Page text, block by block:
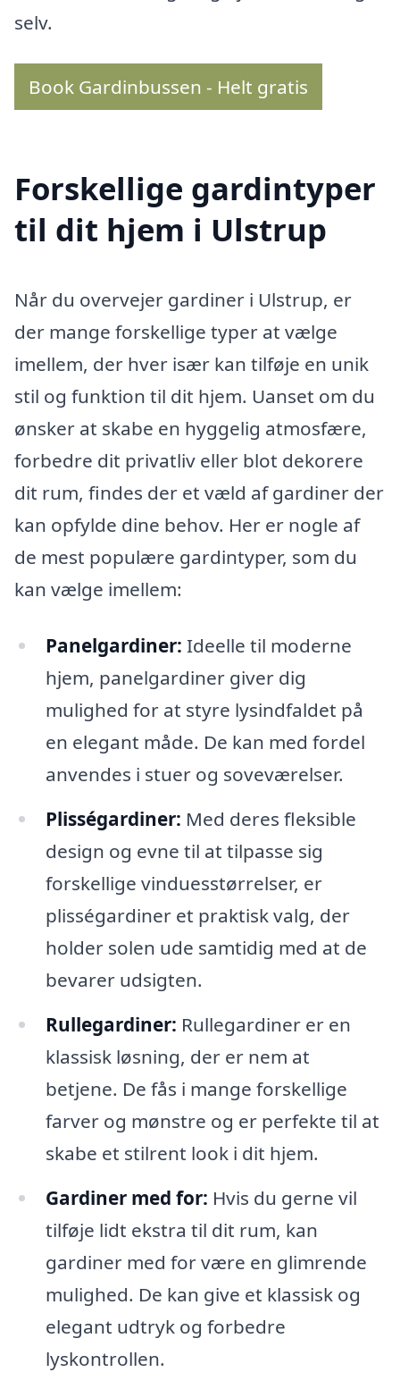
selv.
Book Gardinbussen - Helt gratis
Forskellige gardintyper
til dit hjem i Ulstrup
Når du overvejer gardiner i Ulstrup, er
der mange forskellige typer at vælge
imellem, der hver især kan tilføje en unik
stil og funktion til dit hjem. Uanset om du
ønsker at skabe en hyggelig atmosfære,
forbedre dit privatliv eller blot dekorere
dit rum, findes der et væld af gardiner der
kan opfylde dine behov. Her er nogle af
de mest populære gardintyper, som du
kan vælge imellem:
Panelgardiner: Ideelle til moderne
hjem, panelgardiner giver dig
mulighed for at styre lysindfaldet på
en elegant måde. De kan med fordel
anvendes i stuer og soveværelser.
Plisségardiner: Med deres fleksible
design og evne til at tilpasse sig
forskellige vinduesstørrelser, er
plisségardiner et praktisk valg, der
holder solen ude samtidig med at de
bevarer udsigten.
Rullegardiner: Rullegardiner er en
klassisk løsning, der er nem at
betjene. De fås i mange forskellige
farver og mønstre og er perfekte til at
skabe et stilrent look i dit hjem.
Gardiner med for: Hvis du gerne vil
tilføje lidt ekstra til dit rum, kan
gardiner med for være en glimrende
mulighed. De kan give et klassisk og
elegant udtryk og forbedre
lyskontrollen.